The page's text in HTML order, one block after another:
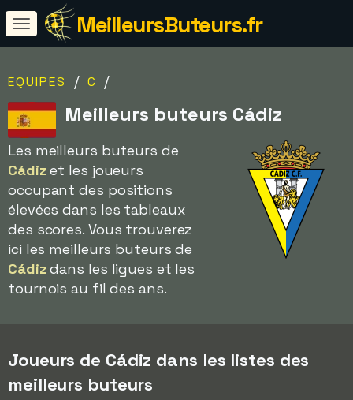
MeilleursButeurs.fr
EQUIPES / C /
Meilleurs buteurs Cádiz
Les meilleurs buteurs de
Cádizet les joueurs
occupant des positions
élevées dans les tableaux
des scores. Vous trouverez
ici les meilleurs buteurs de
Cádizdans les ligues et les
tournois au fil des ans.
Joueurs de Cádiz dans les listes des
meilleurs buteurs